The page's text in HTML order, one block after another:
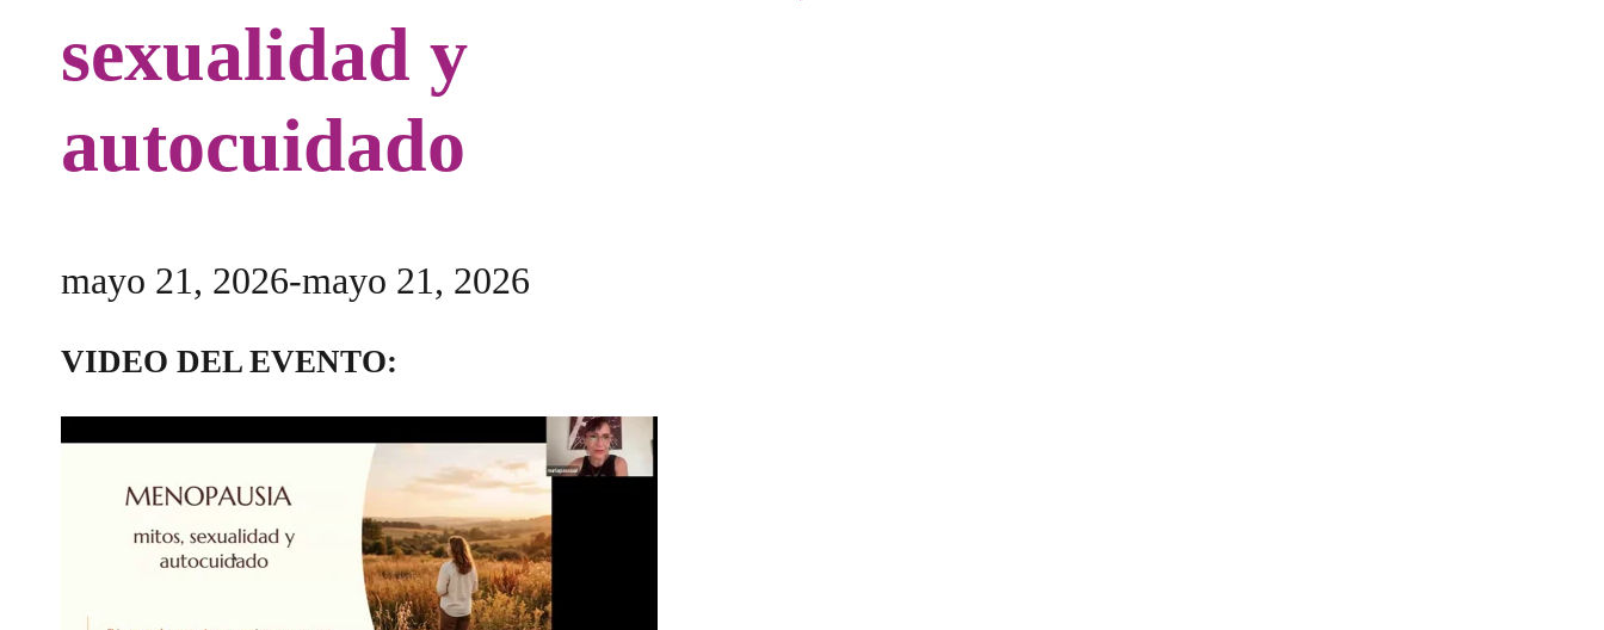
sexualidad y
autocuidado
mayo 21, 2026-mayo 21, 2026
VIDEO DEL EVENTO: